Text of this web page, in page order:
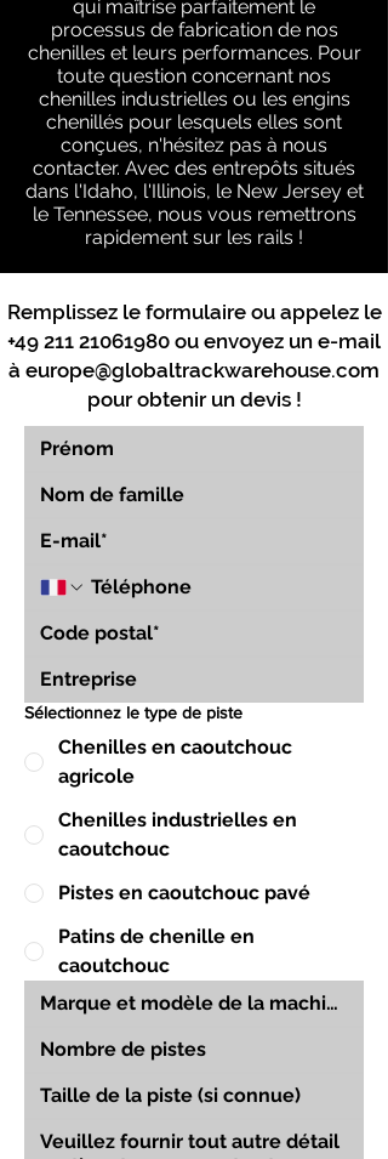
qui maîtrise parfaitement le
processus de fabrication de nos
chenilles et leurs performances. Pour
toute question concernant nos
chenilles industrielles ou les engins
chenillés pour lesquels elles sont
conçues, n'hésitez pas à nous
contacter. Avec des entrepôts situés
dans l'Idaho, l'Illinois, le New Jersey et
le Tennessee, nous vous remettrons
rapidement sur les rails !
Remplissez le formulaire ou appelez le
+49 211 21061980 ou envoyez un e-mail
à europe@globaltrackwarehouse.com
pour obtenir un devis !
Sélectionnez le type de piste
Chenilles en caoutchouc
agricole
Chenilles industrielles en
caoutchouc
Pistes en caoutchouc pavé
Patins de chenille en
caoutchouc